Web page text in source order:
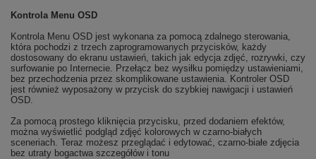
Kontrola Menu OSD
Kontrola Menu OSD jest wykonana za pomocą zdalnego sterowania,
która pochodzi z trzech zaprogramowanych przycisków, każdy
dostosowany do ekranu ustawień, takich jak edycja zdjęć, rozrywki, czy
surfowanie po Internecie. Przełącz bez wysiłku pomiędzy ustawieniami,
bez przechodzenia przez skomplikowane ustawienia. Kontroler OSD
jest również wyposażony w przycisk do szybkiej nawigacji i ustawień
OSD.
Za pomocą prostego kliknięcia przycisku, przed dodaniem efektów,
można wyświetlić podgląd zdjęć kolorowych w czarno-białych
sceneriach. Teraz możesz przeglądać i edytować, czarno-białe zdjęcia
bez utraty bogactwa szczegółów i tonu